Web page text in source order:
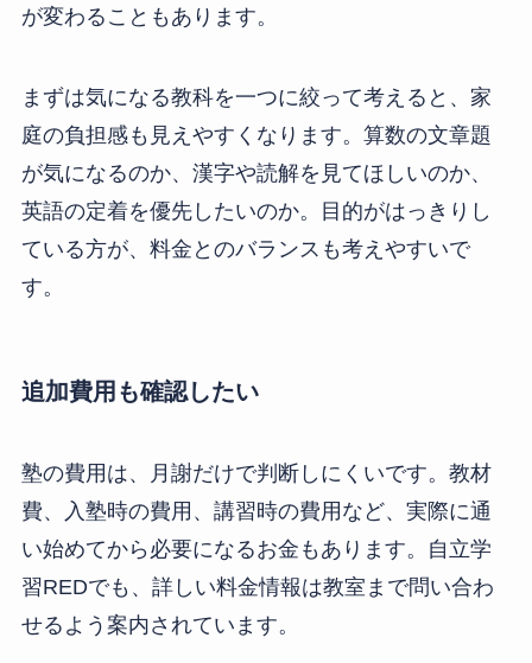
が変わることもあります。
まずは気になる教科を一つに絞って考えると、家
庭の負担感も見えやすくなります。算数の文章題
が気になるのか、漢字や読解を見てほしいのか、
英語の定着を優先したいのか。目的がはっきりし
ている方が、料金とのバランスも考えやすいで
す。
追加費用も確認したい
塾の費用は、月謝だけで判断しにくいです。教材
費、入塾時の費用、講習時の費用など、実際に通
い始めてから必要になるお金もあります。自立学
習REDでも、詳しい料金情報は教室まで問い合わ
せるよう案内されています。